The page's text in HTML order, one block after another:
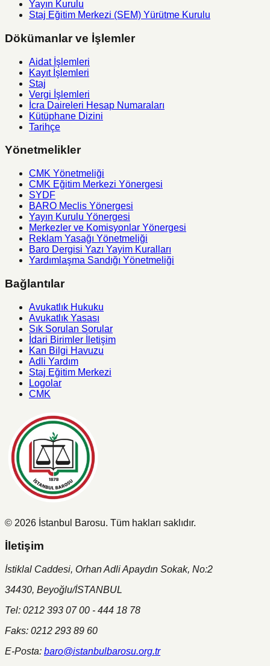
Yayın Kurulu
Staj Eğitim Merkezi (SEM) Yürütme Kurulu
Dökümanlar ve İşlemler
Aidat İşlemleri
Kayıt İşlemleri
Staj
Vergi İşlemleri
İcra Daireleri Hesap Numaraları
Kütüphane Dizini
Tarihçe
Yönetmelikler
CMK Yönetmeliği
CMK Eğitim Merkezi Yönergesi
SYDF
BARO Meclis Yönergesi
Yayın Kurulu Yönergesi
Merkezler ve Komisyonlar Yönergesi
Reklam Yasağı Yönetmeliği
Baro Dergisi Yazı Yayim Kuralları
Yardımlaşma Sandığı Yönetmeliği
Bağlantılar
Avukatlık Hukuku
Avukatlık Yasası
Sık Sorulan Sorular
İdari Birimler İletişim
Kan Bilgi Havuzu
Adli Yardım
Staj Eğitim Merkezi
Logolar
CMK
© 2026 İstanbul Barosu. Tüm hakları saklıdır.
İletişim
İstiklal Caddesi, Orhan Adli Apaydın Sokak, No:2
34430, Beyoğlu/İSTANBUL
Tel: 0212 393 07 00 - 444 18 78
Faks: 0212 293 89 60
E-Posta: baro@istanbulbarosu.org.tr